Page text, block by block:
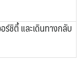
อร์ชิตี้ และเดินทางกลับ